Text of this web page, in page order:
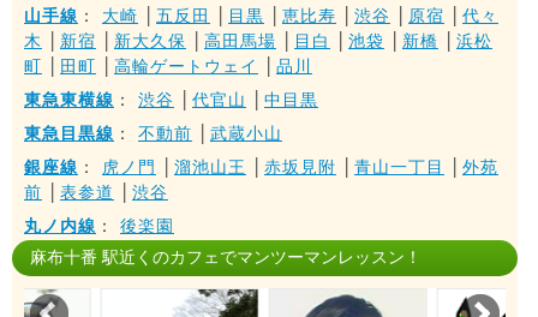
山手線 ： 大崎 五反田 目黒 恵比寿 渋谷 原宿
代々
木
新宿 新大久保 高田馬場 目白 池袋 新橋
浜松
町
田町 高輪ゲートウェイ
品川
東急東横線 ： 渋谷 代官山
中目黒
東急目黒線 ： 不動前
武蔵小山
銀座線 ： 虎ノ門 溜池山王 赤坂見附 青山一丁目
外苑
前
表参道
渋谷
丸ノ内線 ： 後楽園
麻布十番 駅近くのカフェでマンツーマンレッスン！